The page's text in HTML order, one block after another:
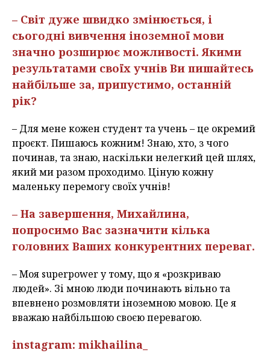
– Світ дуже швидко змінюється, і
сьогодні вивчення іноземної мови
значно розширює можливості. Якими
результатами своїх учнів Ви пишайтесь
найбільше за, припустимо, останній
рік?
– Для мене кожен студент та учень – це окремий
проєкт. Пишаюсь кожним! Знаю, хто, з чого
починав, та знаю, наскільки нелегкий цей шлях,
який ми разом проходимо. Ціную кожну
маленьку перемогу своїх учнів!
– На завершення, Михайлина,
попросимо Вас зазначити кілька
головних Ваших конкурентних переваг.
– Моя superpower у тому, що я «розкриваю
людей». Зі мною люди починають вільно та
впевнено розмовляти іноземною мовою. Це я
вважаю найбільшою своєю перевагою.
instagram: mikhailina_